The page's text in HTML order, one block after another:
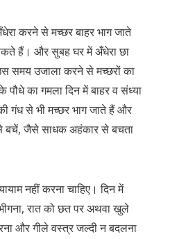
करने से मच्छर बाहर भाग जाते
हैं। और सुबह घर में अँधेरा छा
समय उजाला करने से मच्छरों का
का गमला दिन में बाहर व संध्या
गंध से भी मच्छर भाग जाते हैं और
से बचें, जैसे साधक अहंकार से बचता
नहीं करना चाहिए। दिन में
रात को छत पर अथवा खुले
और गीले वस्त्र जल्दी न बदलना